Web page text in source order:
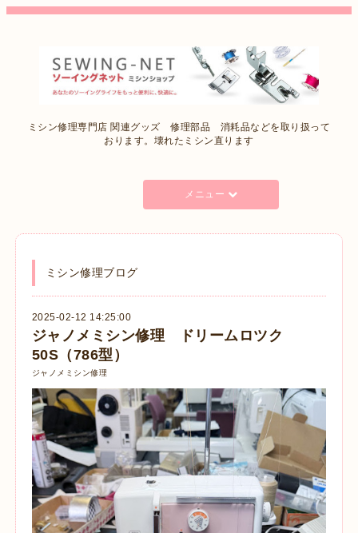
ミシン修理専門店 関連グッズ 修理部品 消耗品などを取り扱って
おります。壊れたミシン直ります
メニュー
ミシン修理ブログ
2025-02-12 14:25:00
ジャノメミシン修理 ドリームロツク
50S（786型）
ジャノメミシン修理